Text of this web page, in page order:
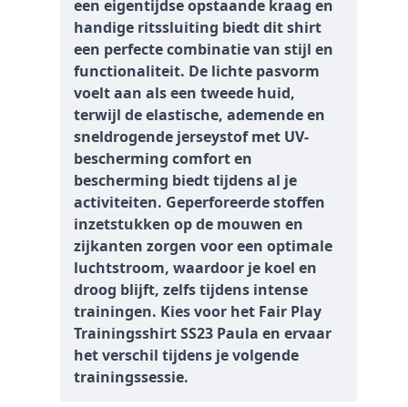
een eigentijdse opstaande kraag en
handige ritssluiting biedt dit shirt
een perfecte combinatie van stijl en
functionaliteit. De lichte pasvorm
voelt aan als een tweede huid,
terwijl de elastische, ademende en
sneldrogende jerseystof met UV-
bescherming comfort en
bescherming biedt tijdens al je
activiteiten. Geperforeerde stoffen
inzetstukken op de mouwen en
zijkanten zorgen voor een optimale
luchtstroom, waardoor je koel en
droog blijft, zelfs tijdens intense
trainingen. Kies voor het Fair Play
Trainingsshirt SS23 Paula en ervaar
het verschil tijdens je volgende
trainingssessie.